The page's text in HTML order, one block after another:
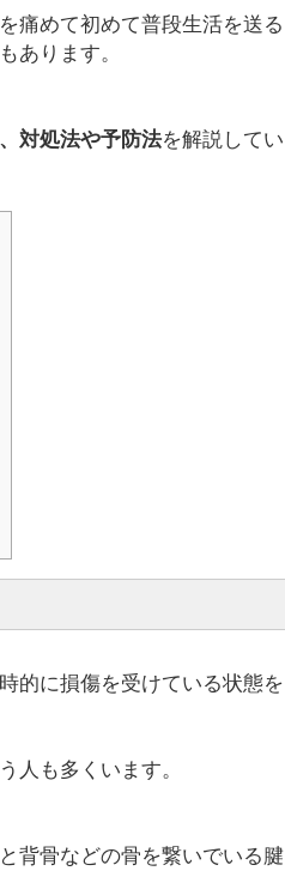
痛めて初めて普段生活を送る
あります。
対処法や予防法を解説してい
的に損傷を受けている状態を
人も多くいます。
背骨などの骨を繋いでいる腱